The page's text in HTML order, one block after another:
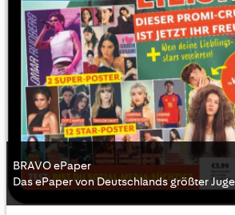
BRAVO ePaper
Das ePaper von Deutschlands größter